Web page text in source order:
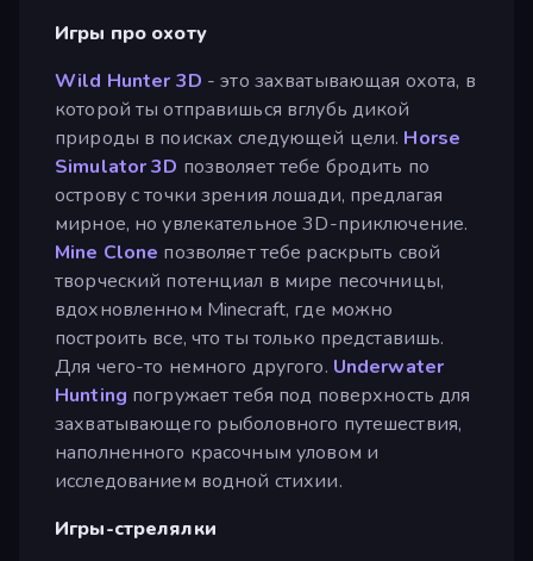
Игры про охоту
Wild Hunter 3D - это захватывающая охота, в
которой ты отправишься вглубь дикой
природы в поисках следующей цели. Horse
Simulator 3D позволяет тебе бродить по
острову с точки зрения лошади, предлагая
мирное, но увлекательное 3D-приключение.
Mine Clone позволяет тебе раскрыть свой
творческий потенциал в мире песочницы,
вдохновленном Minecraft, где можно
построить все, что ты только представишь.
Для чего-то немного другого. Underwater
Hunting погружает тебя под поверхность для
захватывающего рыболовного путешествия,
наполненного красочным уловом и
исследованием водной стихии.
Игры-стрелялки